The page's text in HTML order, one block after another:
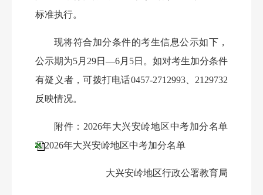
标准执行。
现将符合加分条件的考生信息公示如下，
公示期为5月29日—6月5日。如对考生加分条件
有疑义者，可拨打电话0457-2712993、2129732
反映情况。
附件： 2026年大兴安岭地区中考加分名单
2026年大兴安岭地区中考加分名单
大兴安岭地区行政公署教育局